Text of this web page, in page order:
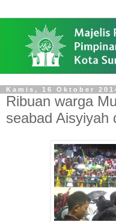
Kamis, 16 Oktober
Ribuan warga
seabad Aisyiyah